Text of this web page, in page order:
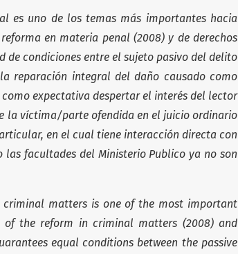
es uno de los temas más importantes hacia
en materia penal (2008) y de derechos
de condiciones entre el sujeto pasivo del delito
reparación integral del daño causado como
expectativa despertar el interés del lector
la víctima/parte ofendida en el juicio ordinario
en el cual tiene interacción directa con
las facultades del Ministerio Publico ya no son
criminal matters is one of the most important
of the reform in criminal matters (2008) and
equal conditions between the passive